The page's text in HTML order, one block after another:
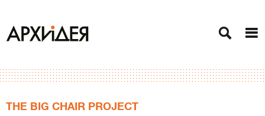
THE BIG CHAIR PROJECT